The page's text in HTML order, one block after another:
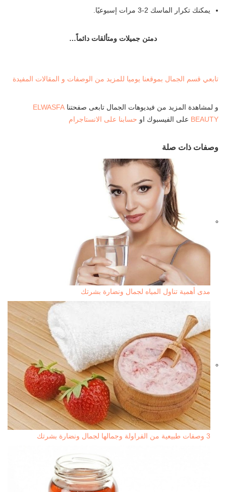
يمكنك تكرار الماسك 2-3 مرات إسبوعيًا.
دمتن جميلات ومتألقات دائماً…
تابعي قسم الجمال بموقعنا يوميا للمزيد من الوصفات و المقالات المفيدة
و لمشاهدة المزيد من فيديوهات الجمال تابعى صفحتنا ELWASFA
BEAUTY على الفيسبوك او حسابنا على الانستاجرام
وصفات ذات صلة
مدى أهمية تناول المياه لجمال ونضارة بشرتك
3 وصفات طبيعية من الفراولة وجمالها لجمال ونضارة بشرتك